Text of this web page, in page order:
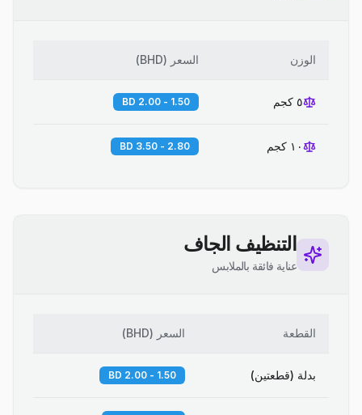
الوزن السعر (
BHD
)
٥ كجم 1.50 - 2.00 BD
١٠ كجم 2.80 - 3.50 BD
التنظيف الجاف
عناية فائقة بالملابس
القطعة السعر (
BHD
)
بدلة (قطعتين) 1.50 - 2.00 BD